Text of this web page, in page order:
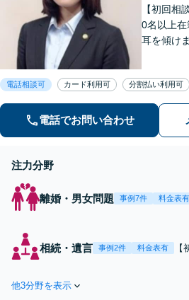
【初回相
0名以上在
耳を傾け
談くださ
電話相談可 カード利用可 分割払い利用可
電話でお問い合わせ
注力分野
離婚・男女問題 事例7件 料金表有
相続・遺言 事例2件 料金表有
他3分野を表示